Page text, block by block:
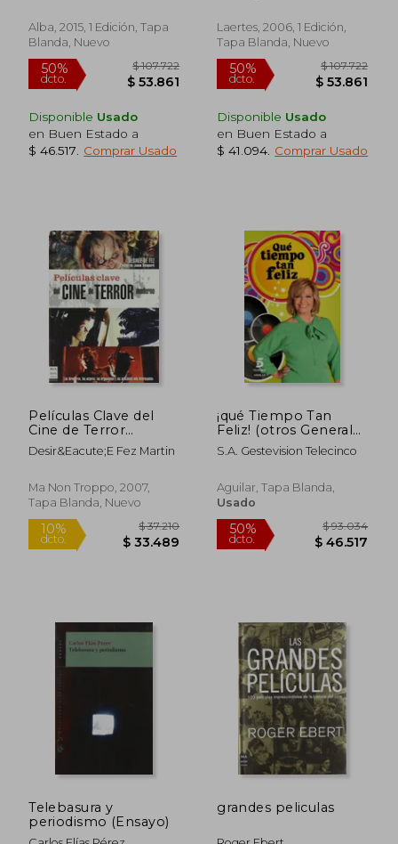
50%
dcto.
$ 116.708
$ 58.354
4%
dcto.
Campo)
Alba, 2015, 1 Edición, Tapa
Blanda, Nuevo
50%
Disponible Usado
en Buen Estado a
$ 46.517
Comprar Usado
Laertes, 2006, 1 Edición,
Tapa Blanda, Nuevo
50%
dcto.
Disponible Usado
en Buen Estado a
$ 41.094 Comprar Usado
Películas Clave del
Cine de Terror
Moderno: Los
Directores,Los
Argumentosy las
Anécdotasmás
Desir&Eacute;E Fez Martin
Ma Non Troppo, 2007,
Tapa Blanda, Nuevo
¡qué Tiempo Tan
Feliz! (otros Generales
Aguilar.)
S.a. Gestevision Telecinco
Aguilar, Tapa Blanda,
Usado
Telebasura y
periodismo (Ensayo)
grandes peliculas